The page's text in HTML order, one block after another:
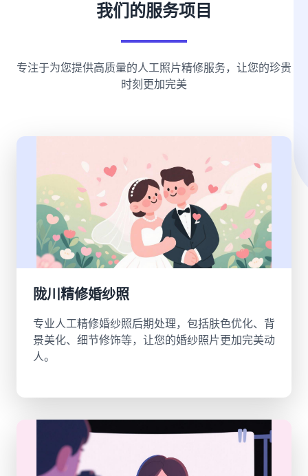
我们的服务项目
专注于为您提供高质量的人工照片精修服务，让您的珍贵
时刻更加完美
陇川精修婚纱照
专业人工精修婚纱照后期处理，包括肤色优化、背
景美化、细节修饰等，让您的婚纱照片更加完美动
人。